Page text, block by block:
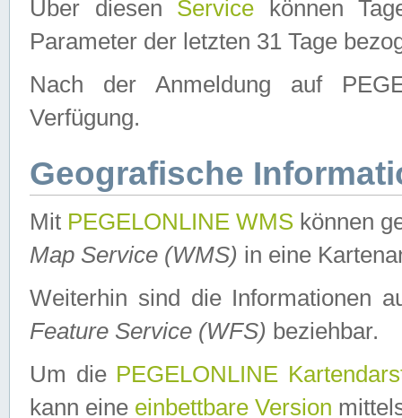
Über diesen Service können
Parameter der letzten 31 Tage
Nach der Anmeldung auf
Verfügung.
Geografische
Mit PEGELONLINE WMS können
Map Service (WMS) in eine
Weiterhin sind die Informationen
Feature Service (WFS) beziehbar.
Um die PEGELONLINE
kann eine einbettbare Version